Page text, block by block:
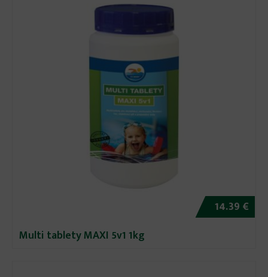
14.39 €
Multi tablety MAXI 5v1 1kg